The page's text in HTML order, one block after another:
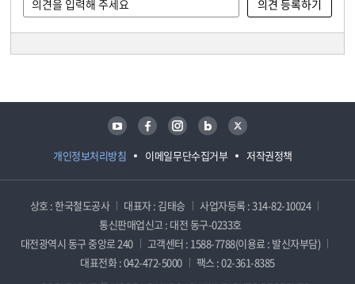
개인정보처리방침 이메일무단수집거부 저작권정책
유튜브 페이스북 인스타그램 블로그 트위터
상호 : 한국철도공사 대표자 : 김태승
사업자등록 : 314-82-10024
통신판매업신고 : 대전 동구-0233호
대전광역시 동구 중앙로 240
고객센터 : 1588-7788(이용료 : 발신자부담)
대표전화 : 042-472-5000
팩스 : 02-361-8385